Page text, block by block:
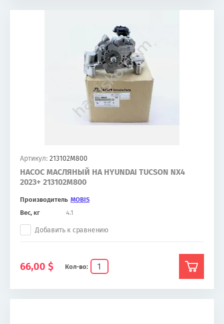
Артикул: 213102M800
НАСОС МАСЛЯНЫЙ НА HYUNDAI TUCSON NX4
2023+ 213102M800
Производитель MOBIS
Вес, кг
4.1
Кол-во:
Добавить к сравнению
66,00 $